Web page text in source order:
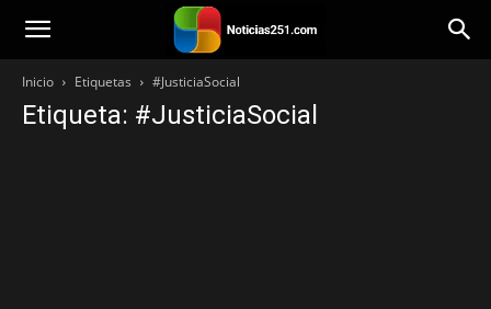
Noticias251
Inicio Etiquetas #JusticiaSocial
Etiqueta: #JusticiaSocial